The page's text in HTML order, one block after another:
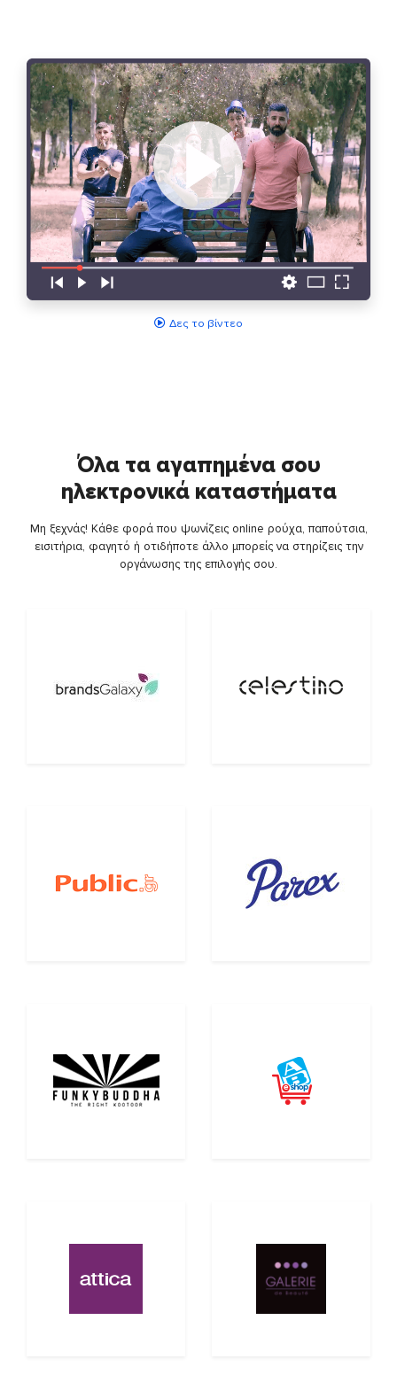
Δες το βίντεο
Όλα τα αγαπημένα σου
ηλεκτρονικά καταστήματα
Μη ξεχνάς! Κάθε φορά που ψωνίζεις online ρούχα, παπούτσια,
εισιτήρια, φαγητό ή οτιδήποτε άλλο μπορείς να στηρίζεις την
οργάνωσης της επιλογής σου.